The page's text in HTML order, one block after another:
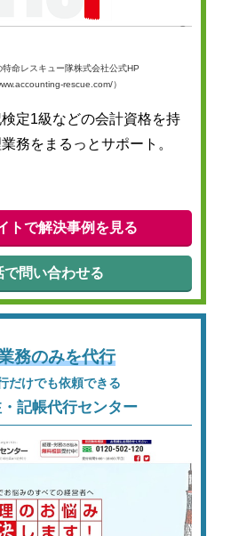
特命レスキュー隊株式会社公式HP
rescue.com/）
定1級などの会計資格を持
務をまるっとサポート。
トで解決事例を見る
で問い合わせる
務のみを代行
だけでも依頼できる
記帳代行センター